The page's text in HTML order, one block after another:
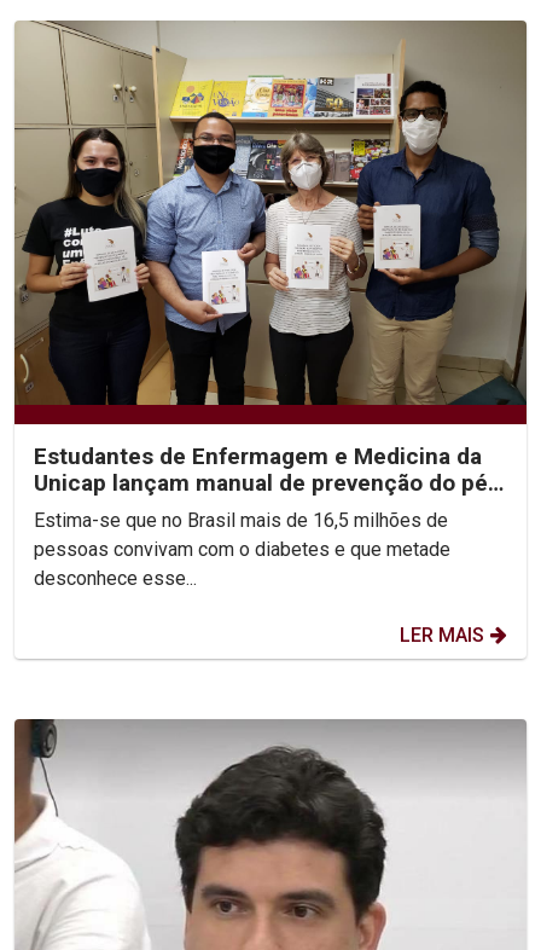
Estudantes de Enfermagem e Medicina da
Unicap lançam manual de prevenção do pé
diabético
Estima-se que no Brasil mais de 16,5 milhões de
pessoas convivam com o diabetes e que metade
desconhece esse...
LER MAIS